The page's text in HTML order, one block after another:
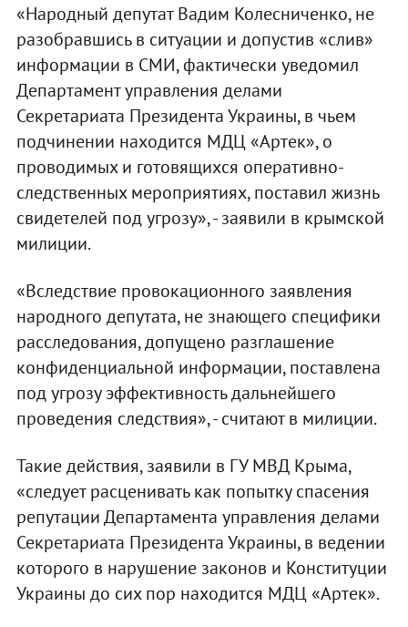
«Народный депутат Вадим Колесниченко, не
разобравшись в ситуации и допустив «слив»
информации в СМИ, фактически уведомил
Департамент управления делами
Секретариата Президента Украины, в чьем
подчинении находится МДЦ «Артек», о
проводимых и готовящихся оперативно-
следственных мероприятиях, поставил жизнь
свидетелей под угрозу», - заявили в крымской
милиции.
«Вследствие провокационного заявления
народного депутата, не знающего специфики
расследования, допущено разглашение
конфиденциальной информации, поставлена
под угрозу эффективность дальнейшего
проведения следствия», - считают в милиции.
Такие действия, заявили в ГУ МВД Крыма,
«следует расценивать как попытку спасения
репутации Департамента управления делами
Секретариата Президента Украины, в ведении
которого в нарушение законов и Конституции
Украины до сих пор находится МДЦ «Артек».